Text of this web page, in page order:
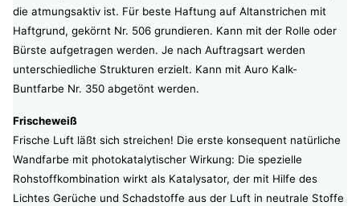
die atmungsaktiv ist. Für beste Haftung auf Altanstrichen mit
Haftgrund, gekörnt Nr. 506 grundieren. Kann mit der Rolle oder
Bürste aufgetragen werden. Je nach Auftragsart werden
unterschiedliche Strukturen erzielt. Kann mit Auro Kalk-
Buntfarbe Nr. 350 abgetönt werden.
Frischeweiß
Frische Luft läßt sich streichen! Die erste konsequent natürliche
Wandfarbe mit photokatalytischer Wirkung: Die spezielle
Rohstoffkombination wirkt als Katalysator, der mit Hilfe des
Lichtes Gerüche und Schadstoffe aus der Luft in neutrale Stoffe